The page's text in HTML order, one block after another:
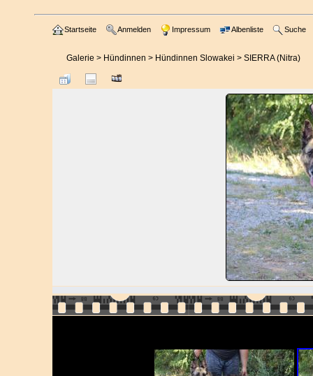
Startseite Anmelden Impressum Albenliste Suche
Galerie > Hündinnen > Hündinnen Slowakei > SIERRA (Nitra)